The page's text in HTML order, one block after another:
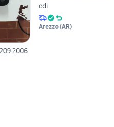
2006
cdi
Arezzo(AR)